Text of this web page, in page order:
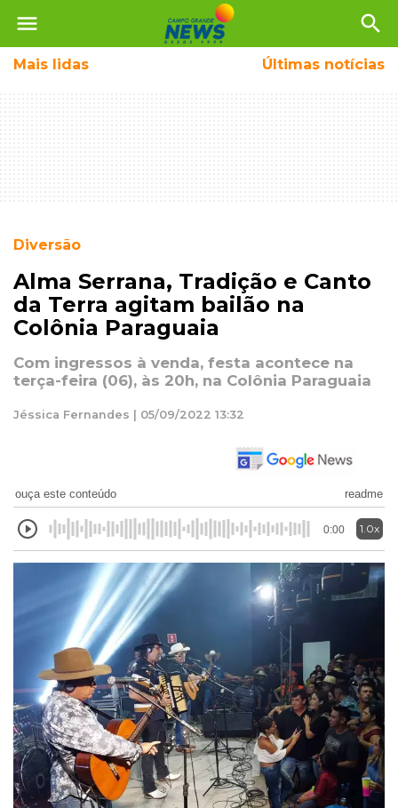
menu search
Mais lidas Últimas notícias
Diversão
Alma Serrana, Tradição e Canto
da Terra agitam bailão na
Colônia Paraguaia
Com ingressos à venda, festa acontece na
terça-feira (06), às 20h, na Colônia Paraguaia
Jéssica Fernandes | 05/09/2022 13:32
ouça este conteúdo readme
0:00 1.0x